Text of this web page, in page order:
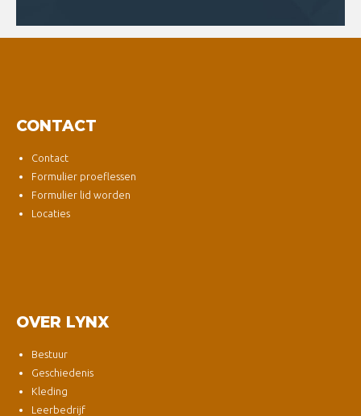
CONTACT
Contact
Formulier proeflessen
Formulier lid worden
Locaties
OVER LYNX
Bestuur
Geschiedenis
Kleding
Leerbedrijf